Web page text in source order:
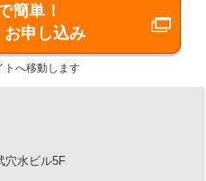
みが可能！
だけ、99歳まで更新できま
お見積り・お申込み！
申込みができます。
簡単！
お申し込み
トへ移動します
穴水ビル5F